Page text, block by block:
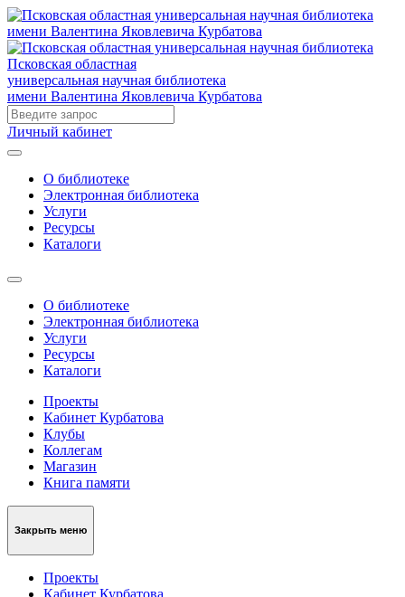
Псковская областная
универсальная научная библиотека
имени Валентина Яковлевича Курбатова
Личный кабинет
О библиотеке
Электронная библиотека
Услуги
Ресурсы
Каталоги
О библиотеке
Электронная библиотека
Услуги
Ресурсы
Каталоги
Проекты
Кабинет Курбатова
Клубы
Коллегам
Магазин
Книга памяти
Закрыть меню
Проекты
Кабинет Курбатова